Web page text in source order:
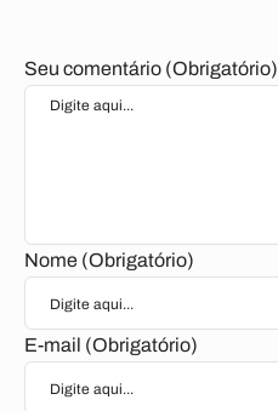
Seu comentário (Obrigatório)
Nome (Obrigatório)
E-mail (Obrigatório)